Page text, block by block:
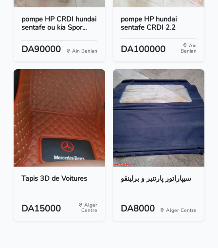
pompe HP CRDI hundai
sentafe ou kia Spor...
DA90000 Ain Benian
pompe HP hundai
sentafe CRDI 2.2
DA100000 Ain
Benian
Tapis 3D de Voitures
DA15000 Alger
Centre
سيپاراتور پارتنير و برلينڨو
DA8000 Alger Centre